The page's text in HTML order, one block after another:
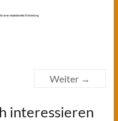
Weiter →
interessieren